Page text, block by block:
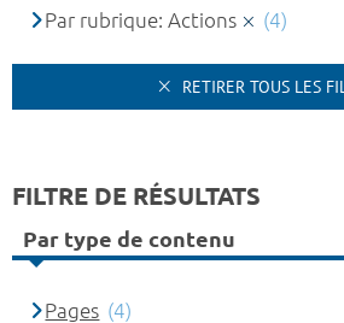
Par rubrique: Actions
(4)
RETIRER TOUS LES
FILTRE DE RÉSULTATS
Par type de contenu
Pages (4)